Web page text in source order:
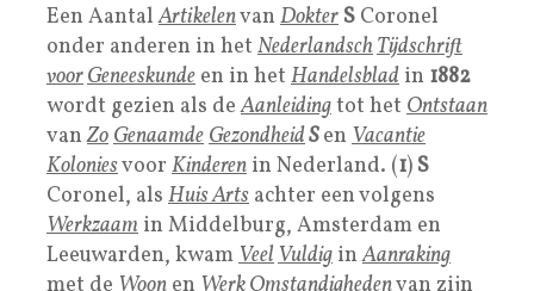
Een AantalArtikelenvan Dokter S Coronel
onder anderen in het NederlandschTijdschrift
voorGeneeskunde en in het Handelsblad in 1882
wordt gezien als deAanleidingtot het Ontstaan
vanZoGenaamdeGezondheidSen Vacantie
Koloniesvoor Kinderen in Nederland. (1) S
Coronel, als Huis Arts achter een volgens
Werkzaam in Middelburg, Amsterdam en
Leeuwarden, kwamVeelVuldig inAanraking